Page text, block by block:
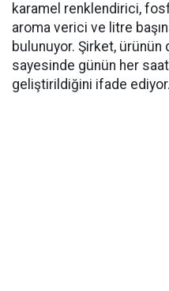
karamel renklendirici,
aroma verici ve litre
bulunuyor. Şirket, ürünün
sayesinde günün her
geliştirildiğini ifade ediyor.